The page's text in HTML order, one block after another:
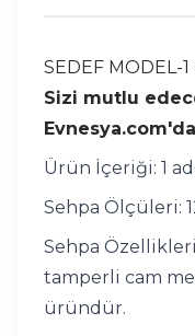
SEDEF MODEL-
Sizi mutlu
Ürün İçeriği: 1
Sehpa Ölçüleri:
Sehpa
tamperli cam
üründür.